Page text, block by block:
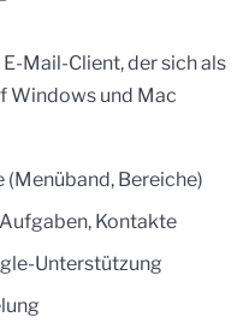
Mail-Client, der sich als
Windows und Mac
Bereiche)
Kontakte
Unterstützung